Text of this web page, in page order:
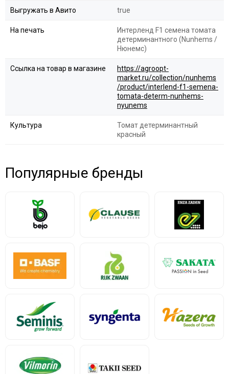
Выгружать в Авито true
На печать
Интерленд F1 семена томата
детерминантного (Nunhems /
Нюнемс)
Ссылка на товар в магазине
https://agroopt-
market.ru/collection/nunhems
/product/interlend-f1-semena-
tomata-determ-nunhems-
nyunems
Культура
Томат детерминантный
красный
Популярные бренды